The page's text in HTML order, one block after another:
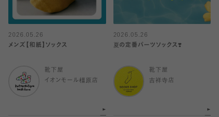
2026.05.26
メンズ【和紙】ソックス
靴下屋
イオンモール橿原店
2026.05.26
夏の定番パーツソックス❣️
靴下屋
吉祥寺店